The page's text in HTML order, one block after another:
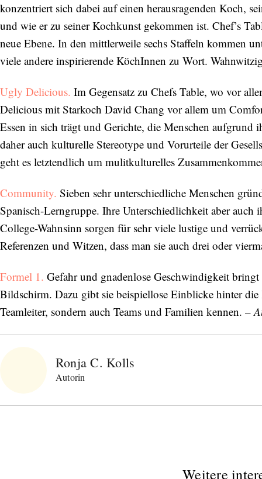
konzentriert sich dabei auf einen herausragenden Koch,
und wie er zu seiner Kochkunst gekommen ist. Chef’s
neue Ebene. In den mittlerweile sechs Staffeln kommen
viele andere inspirierende KöchInnen zu Wort.
Ugly Delicious. Im Gegensatz zu Chefs Table, wo vor
Delicious mit Starkoch David Chang vor allem um
Essen in sich trägt und Gerichte, die Menschen aufgrund
daher auch kulturelle Stereotype und Vorurteile der
geht es letztendlich um mulitkulturelles
Community. Sieben sehr unterschiedliche Menschen
Spanisch-Lerngruppe. Ihre Unterschiedlichkeit aber
College-Wahnsinn sorgen für sehr viele lustige und
Referenzen und Witzen, dass man sie auch drei oder
Formel 1. Gefahr und gnadenlose Geschwindigkeit
Bildschirm. Dazu gibt sie beispiellose Einblicke hinter
Teamleiter, sondern auch Teams und Familien kennen. –
Ronja C. Kolls
Autorin
Weitere